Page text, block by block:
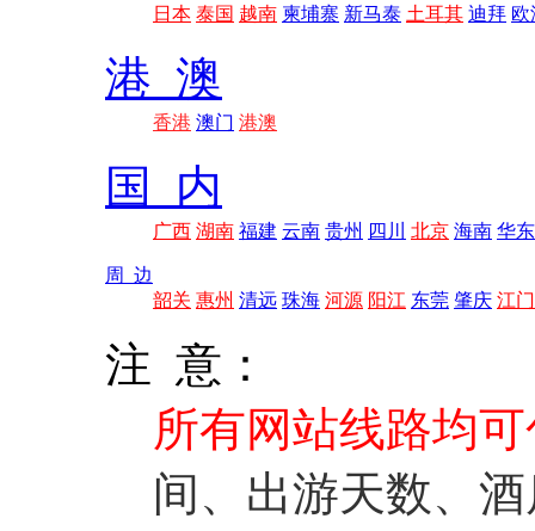
日本 泰国 越南 柬埔寨 新马泰 土耳其 迪拜 欧
港 澳
香港 澳门 港澳
国 内
广西 湖南 福建 云南 贵州 四川 北京 海南 华东
周 边
韶关 惠州 清远 珠海 河源 阳江 东莞 肇庆 江门
注 意：
所有网站线路均
间、出游天数、